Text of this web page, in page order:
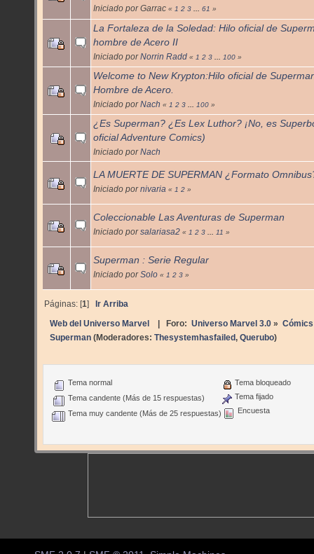
Iniciado por Garrac « 1 2 3 61 »
La Fortaleza de la Soledad: Hilo oficial de
hombre de Acero II
Iniciado porNorrin Radd « 1 2 3 100 »
Welcome to New Krypton:Hilo oficial de
Hombre de Acero.
Iniciado porNach « 1 2 3 100 »
¿Es Superman? ¿Es Lex Luthor? ¡No, es
oficial Adventure Comics)
Iniciado porNach
LA MUERTE DE SUPERMAN ¿Formato
Iniciado pornivaria « 1 2 »
Coleccionable Las Aventuras de Superman
Iniciado porsalariasa2 « 1 2 3 11 »
Superman : Serie Regular
Iniciado porSolo « 1 2 3 »
Páginas: [1]Ir Arriba
Web del Universo Marvel | Foro: Universo Marvel 3.0» Cómics
Superman (Moderadores: Thesystemhasfailed, Querubo)
Tema normal
Tema candente (Más de 15 respuestas)
Tema muy candente (Más de 25 respuestas)
Tema bloqueado
Tema fijado
Encuesta